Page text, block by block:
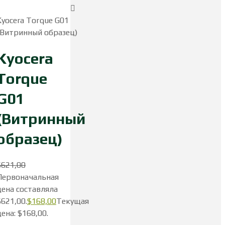
Torque G01
образец)
621,00
составляла
$168,00Текущая
$168,00.